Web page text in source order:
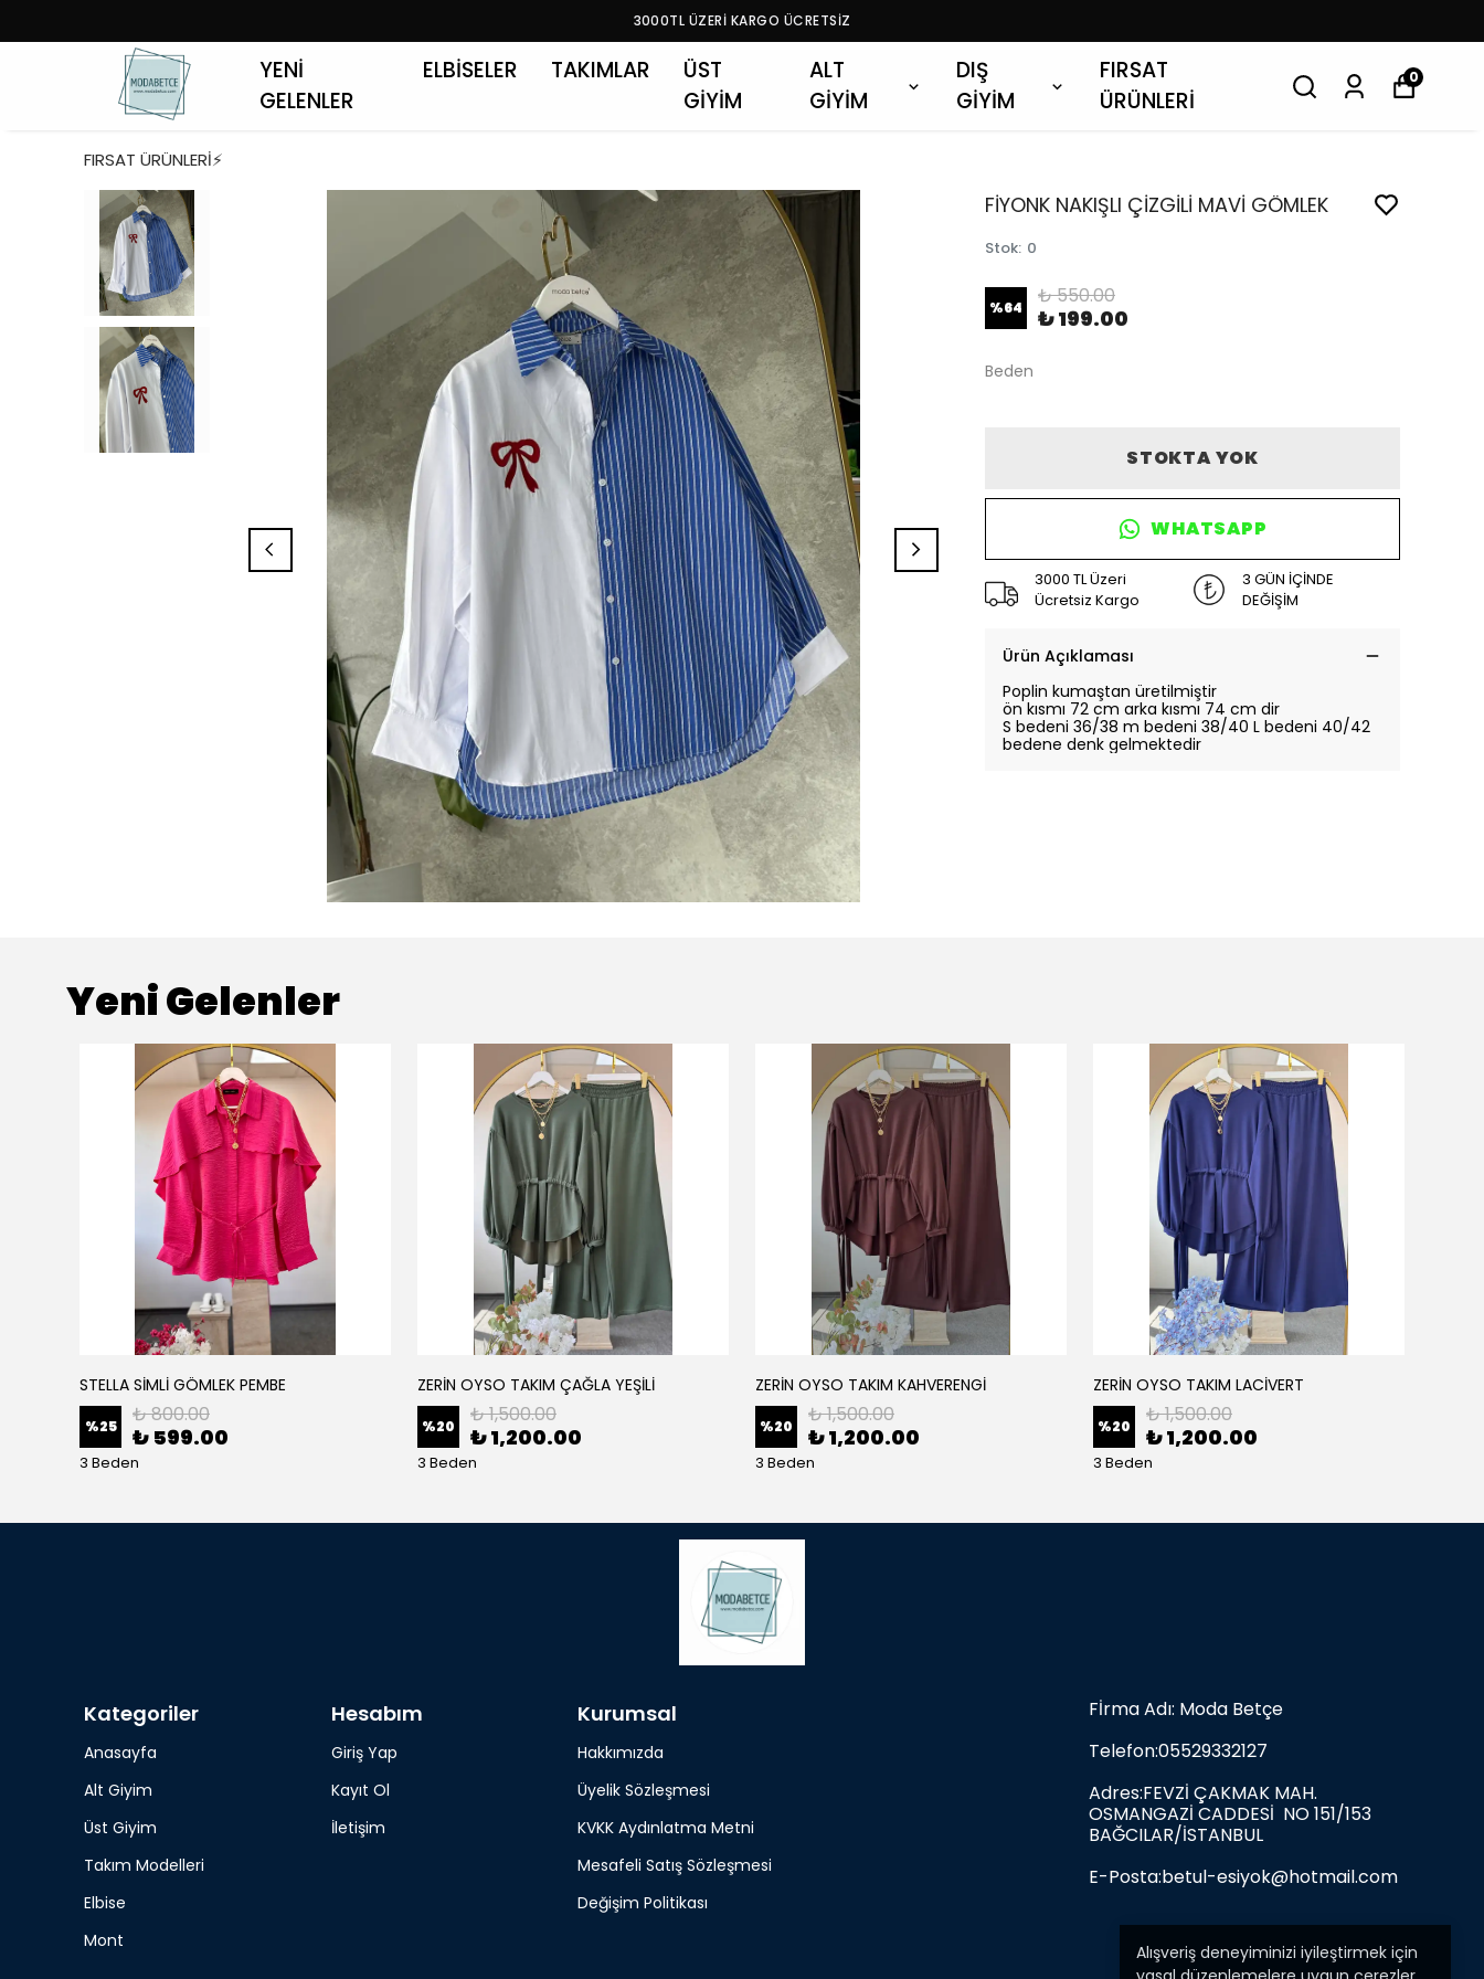
3000TL ÜZERİ KARGO ÜCRETSİZ
YENİ
GELENLER
ELBİSELER TAKIMLAR
ÜST
GİYİM
ALT
GİYİM
DIŞ
GİYİM
FIRSAT
ÜRÜNLERİ
0
Alışveriş deneyiminizi iyileştirmek için
FIRSAT ÜRÜNLERİ⚡
FİYONK NAKIŞLI ÇİZGİLİ MAVİ GÖMLEK
Stok: 0
%64 ₺ 550.00
₺ 199.00
Beden
STOKTA YOK
WHATSAPP
3000 TL Üzeri
Ücretsiz Kargo
3 GÜN İÇİNDE
DEĞİŞİM
Ürün Açıklaması
Poplin kumaştan üretilmiştir
ön kısmı 72 cm arka kısmı 74 cm dir
S bedeni 36/38 m bedeni 38/40 L bedeni 40/42
bedene denk gelmektedir
Yeni Gelenler
STELLA SİMLİ GÖMLEK PEMBE
%25 ₺ 800.00
₺ 599.00
3 Beden
ZERİN OYSO TAKIM ÇAĞLA YEŞİLİ
%20 ₺ 1,500.00
₺ 1,200.00
3 Beden
ZERİN OYSO TAKIM KAHVERENGİ
%20 ₺ 1,500.00
₺ 1,200.00
3 Beden
ZERİN OYSO TAKIM LACİVERT
%20 ₺ 1,500.00
₺ 1,200.00
3 Beden
Kategoriler
Anasayfa
Alt Giyim
Üst Giyim
Takım Modelleri
Elbise
Mont
Hesabım
Giriş Yap
Kayıt Ol
İletişim
Kurumsal
Hakkımızda
Üyelik Sözleşmesi
KVKK Aydınlatma Metni
Mesafeli Satış Sözleşmesi
Değişim Politikası
Fİrma Adı: Moda Betçe
Telefon:05529332127
Adres:FEVZİ ÇAKMAK MAH.
OSMANGAZİ CADDESİ NO 151/153
BAĞCILAR/İSTANBUL
E-Posta:betul-esiyok@hotmail.com